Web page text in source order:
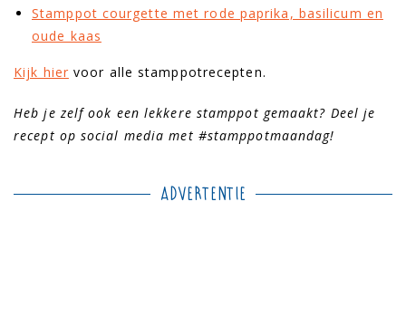
Stamppot courgette met rode paprika, basilicum en
oude kaas
Kijk hier voor alle stamppotrecepten.
Heb je zelf ook een lekkere stamppot gemaakt? Deel je
recept op social media met #stamppotmaandag!
Advertentie